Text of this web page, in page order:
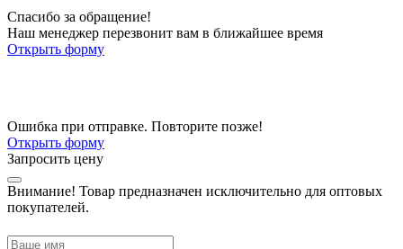
Спасибо за обращение!
Наш менеджер перезвонит вам в ближайшее время
Открыть форму
Ошибка при отправке. Повторите позже!
Открыть форму
Запросить цену
Внимание! Товар предназначен исключительно для оптовых
покупателей.